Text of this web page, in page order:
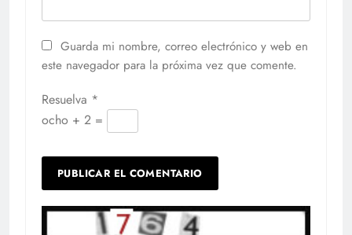
Guarda mi nombre, correo electrónico y web en
este navegador para la próxima vez que comente.
Resuelva *
ocho + 2 =